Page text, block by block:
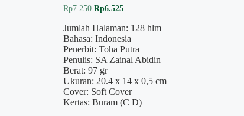
Rp7.250 Original
was:
Rp7.250.
Rp6.525Current
is:
Rp6.525.
Jumlah Halaman: 128 hlm
Bahasa: Indonesia
Penerbit: Toha Putra
Penulis: SA Zainal Abidin
Berat: 97 gr
Ukuran: 20.4 x 14 x 0,5 cm
Cover: Soft Cover
Kertas: Buram (C D)